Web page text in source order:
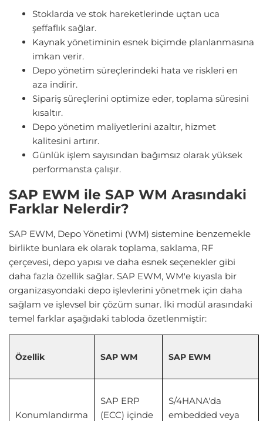
Stoklarda ve stok hareketlerinde uçtan uca
şeffaflık sağlar.
Kaynak yönetiminin esnek biçimde planlanmasına
imkan verir.
Depo yönetim süreçlerindeki hata ve riskleri en
aza indirir.
Sipariş süreçlerini optimize eder, toplama süresini
kısaltır.
Depo yönetim maliyetlerini azaltır, hizmet
kalitesini artırır.
Günlük işlem sayısından bağımsız olarak yüksek
performansta çalışır.
SAP EWM ile SAP WM Arasındaki
Farklar Nelerdir?
SAP EWM, Depo Yönetimi (WM) sistemine benzemekle
birlikte bunlara ek olarak toplama, saklama, RF
çerçevesi, depo yapısı ve daha esnek seçenekler gibi
daha fazla özellik sağlar. SAP EWM, WM'e kıyasla bir
organizasyondaki depo işlevlerini yönetmek için daha
sağlam ve işlevsel bir çözüm sunar. İki modül arasındaki
temel farklar aşağıdaki tabloda özetlenmiştir:
Özellik SAP WM SAP EWM
Konumlandırma
SAP ERP
(ECC) içinde
S/4HANA'da
embedded veya